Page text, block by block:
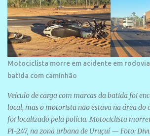
Motociclista morre em acidente em
batida com caminhão
Veículo de carga com marcas da batida foi
local, mas o motorista não estava na área do
foi localizado pela polícia. Motociclista
PI-247, na zona urbana de Uruçuí — Foto: